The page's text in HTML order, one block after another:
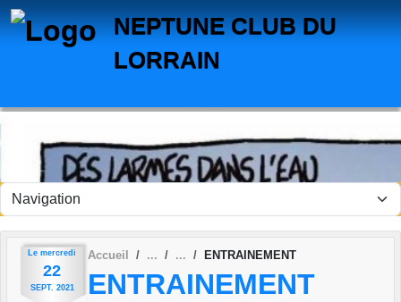
NEPTUNE CLUB DU
LORRAIN
Le mercredi
22
SEPT. 2021
Accueil ENTRAINEMENT
ENTRAINEMENT
Panneau de gestion des cookies